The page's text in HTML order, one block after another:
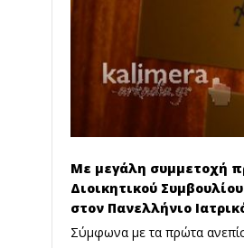
Με μεγάλη συμμετοχή
Διοικητικού
στον Πανελλήνιο
Σύμφωνα με τα πρώτα